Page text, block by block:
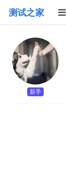
测试之家
新手